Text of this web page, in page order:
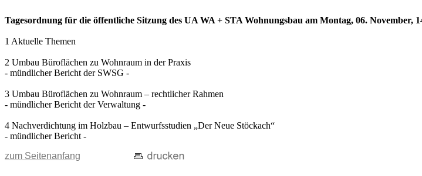
Tagesordnung für die öffentliche Sitzung des UA WA + STA Wohnungsbau am Montag, 06.
1 Aktuelle Themen
2 Umbau Büroflächen zu Wohnraum in der Praxis
- mündlicher Bericht der SWSG -
3 Umbau Büroflächen zu Wohnraum – rechtlicher Rahmen
- mündlicher Bericht der Verwaltung -
4 Nachverdichtung im Holzbau – Entwurfsstudien „Der Neue Stöckach“
- mündlicher Bericht -
zum Seitenanfang